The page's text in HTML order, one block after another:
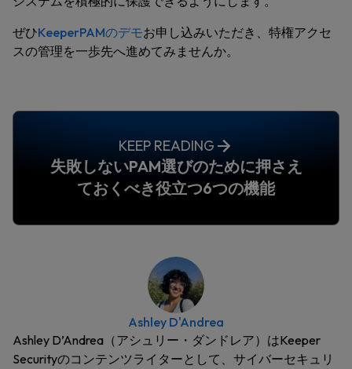
ぜひKeeperPAMのデモお申し込みいただき、特権アクセ
スの管理を一歩先へ進めてみませんか。
KEEP READING
失敗しないPAM選びのために押さえ
ておくべき役立つ6つの機能
Ashley D'Andrea
Ashley D’Andrea（アシュリー・ダンドレア）はKeeper
Securityのコンテンツライターとして、サイバーセキュリ